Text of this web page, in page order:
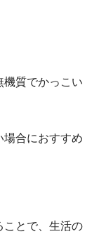
機質でかっこい
場合におすすめ
ことで、生活の